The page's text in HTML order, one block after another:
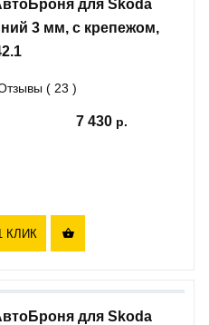
для Skoda
3 мм, с крепежом,
( 23 )
7 430
КЛИК 
для Skoda